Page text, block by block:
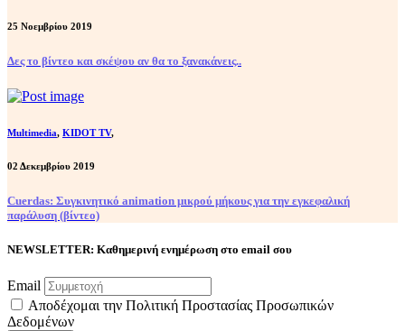
25 Νοεμβρίου 2019
Δες το βίντεο και σκέψου αν θα το ξανακάνεις..
Multimedia, KIDOT TV,
02 Δεκεμβρίου 2019
Cuerdas: Συγκινητικό animation μικρού μήκους για την εγκεφαλική
παράλυση (βίντεο)
NEWSLETTER: Καθημερινή ενημέρωση στο email σου
Email
Αποδέχομαι την Πολιτική Προστασίας Προσωπικών
Δεδομένων